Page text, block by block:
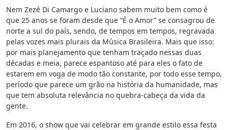
Nem Zezé Di Camargo e Luciano sabem muito bem como é
que 25 anos se foram desde que “É o Amor” se consagrou de
norte a sul do país, sendo, de tempos em tempos, regravada
pelas vozes mais plurais da Música Brasileira. Mais que isso:
por mais planejamento que tenham traçado nessas duas
décadas e meia, parece espantoso até para eles o fato de
estarem em voga de modo tão constante, por todo esse tempo,
período que parece um grão na história da humanidade, mas
que tem absoluta relevância no quebra-cabeça da vida da
gente.
Em 2016, o show que vai celebrar em grande estilo essa festa